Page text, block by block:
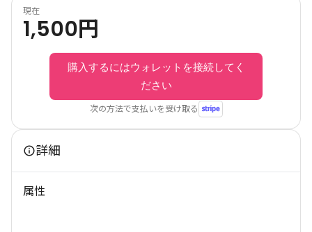
現在
1,500円
購入するにはウォレットを接続してく
ださい
次の方法で支払いを受け取る
詳細
属性